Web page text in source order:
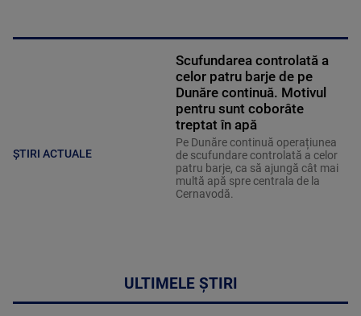
ȘTIRI ACTUALE
Scufundarea controlată a
celor patru barje de pe
Dunăre continuă. Motivul
pentru sunt coborâte
treptat în apă
Pe Dunăre continuă operațiunea
de scufundare controlată a celor
patru barje, ca să ajungă cât mai
multă apă spre centrala de la
Cernavodă.
ULTIMELE ȘTIRI